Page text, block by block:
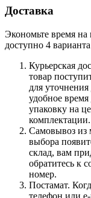
Доставка
Экономьте время на
доступно 4
Курьерская
товар
для
удобное
упаковку на
комплектации.
Самовывоз из
выбора
склад, вам
обратитесь к
номер.
Постамат.
телефон или